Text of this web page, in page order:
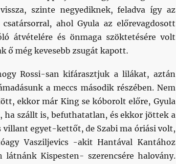
szinte negyediknek, feladva így az
ahol Gyula az előrevagdosott
átvételére és önmaga szöktetésére volt
ő még kevesebb zsugát kapott.
Rossi-san kifárasztjuk a lilákat, aztán
a meccs második részében. Nem
ekkor már King se kóborolt előre, Gyula
ha szállt is, befuthatatlan, és ekkor jöttek a
villant egyet-kettőt, de Szabi ma óriási volt,
Vasziljevics -akit Hantával Kantához
látnánk Kispesten- szerencsére halovány.